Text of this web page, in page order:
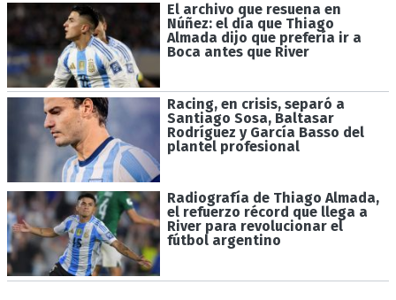
El archivo que resuena en
Núñez: el día que Thiago
Almada dijo que prefería ir a
Boca antes que River
Racing, en crisis, separó a
Santiago Sosa, Baltasar
Rodríguez y García Basso del
plantel profesional
Radiografía de Thiago Almada,
el refuerzo récord que llega a
River para revolucionar el
fútbol argentino